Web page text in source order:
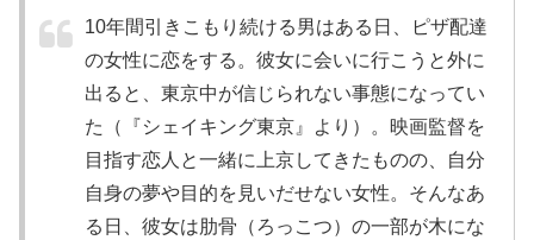
10年間引きこもり続ける男はある日、ピザ配達
の女性に恋をする。彼女に会いに行こうと外に
出ると、東京中が信じられない事態になってい
た（『シェイキング東京』より）。映画監督を
目指す恋人と一緒に上京してきたものの、自分
自身の夢や目的を見いだせない女性。そんなあ
る日、彼女は肋骨（ろっこつ）の一部が木にな